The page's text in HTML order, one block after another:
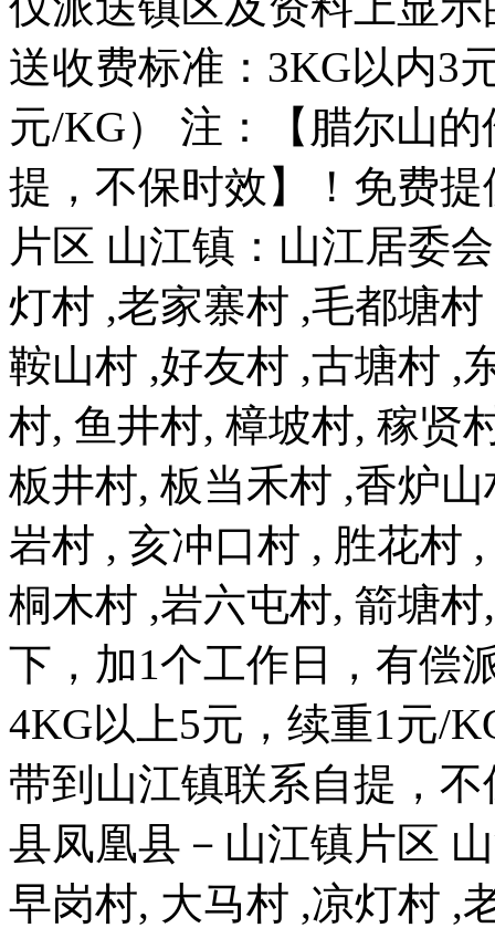
送收费标准：3KG以内3
元/KG） 注：【腊尔山
提，不保时效】！免费
片区 山江镇：山江居委
灯村 ,老家寨村 ,毛都塘
鞍山村 ,好友村 ,古塘村 ,
村, 鱼井村, 樟坡村, 稼贤
板井村, 板当禾村 ,香炉
岩村 , 亥冲口村 , 胜花村
桐木村 ,岩六屯村, 箭塘
下，加1个工作日，有偿
4KG以上5元，续重1元/
带到山江镇联系自提，
县凤凰县－山江镇片区
早岗村, 大马村 ,凉灯村 ,